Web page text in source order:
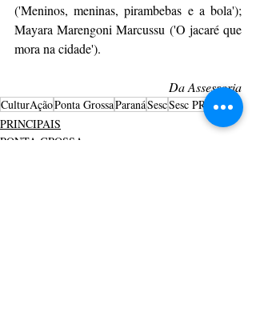
('Meninos, meninas, pirambebas e a bola');
Mayara Marengoni Marcussu ('O jacaré que
mora na cidade').
Da Assessoria
CulturAçãoPonta GrossaParanáSescSesc PR
PRINCIPAIS
PONTA GROSSA